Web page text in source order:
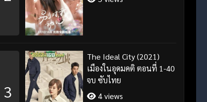
3
The Ideal City (2021)
เมืองในอุดมคติ ตอนที่ 1-40
จบ ซับไทย
4 views